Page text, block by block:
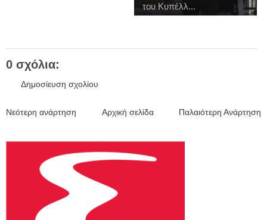
του Κυπέλλ...
0 σχόλια:
Δημοσίευση σχολίου
Νεότερη ανάρτηση Παλαιότερη Ανάρτηση
Αρχική σελίδα